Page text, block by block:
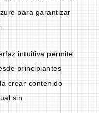
para garantizar
intuitiva permite
principiantes
crear contenido
sin